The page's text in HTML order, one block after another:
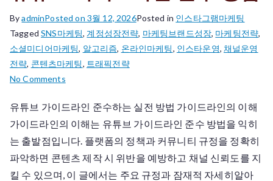
ByadminPosted on 3월 12, 2026Posted in 인스타그램마케팅
TaggedSNS마케팅, 계정성장전략, 마케팅브랜드성장, 마케팅전략,
소셜미디어마케팅, 알고리즘, 온라인마케팅, 인스타운영, 채널운영
전략, 콘텐츠마케팅, 트래픽전략
No Commentson
튜
브
가
이
유튜브 가이드라인 준수하는 실전 방법 가이드라인의 이해
가이드라인의 이해는 유튜브 가이드라인 준수 방법을 익히
는 출발점입니다. 플랫폼의 정책과 커뮤니티 규정을 정확히
파악하면 콘텐츠 제작 시 위반을 예방하고 채널 신뢰도를 지
킬 수 있으며, 이 글에서는 주요 규정과 잠재적 자세히알아